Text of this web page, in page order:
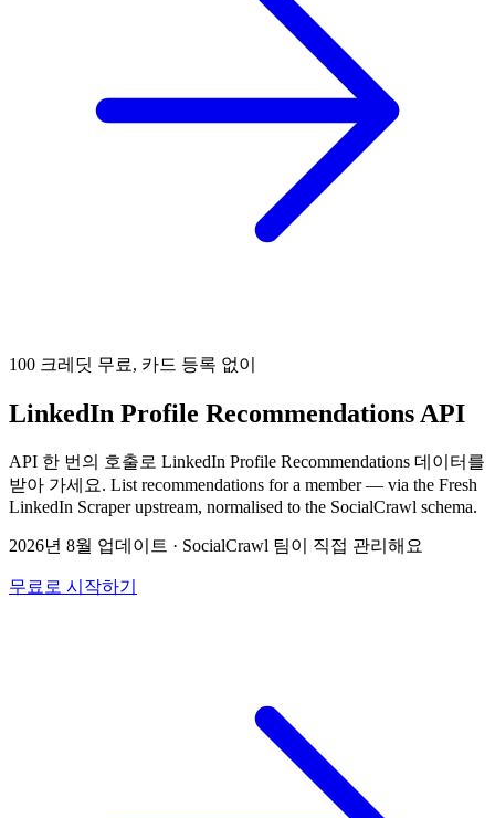
100 크레딧 무료, 카드 등록 없이
LinkedIn Profile Recommendations API
API 한 번의 호출로 LinkedIn Profile Recommendations 데이터를
받아 가세요. List recommendations for a member — via the Fresh
LinkedIn Scraper upstream, normalised to the SocialCrawl schema.
2026년 8월 업데이트 · SocialCrawl 팀이 직접 관리해요
무료로 시작하기